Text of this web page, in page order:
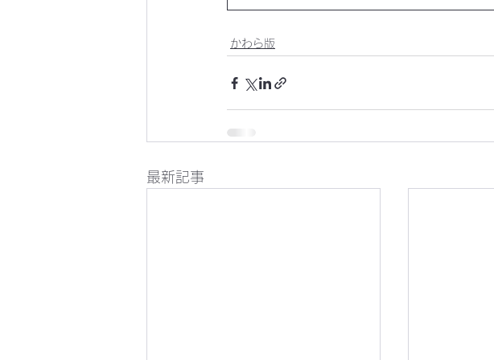
かわら版
最新記事